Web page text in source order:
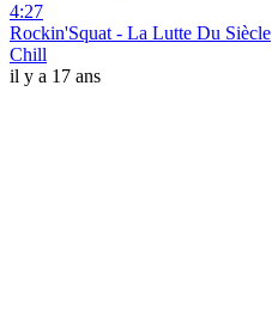
4:27
Rockin'Squat - La Lutte Du Siècle
Chill
il y a 17 ans